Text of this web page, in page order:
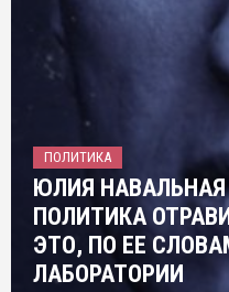
ПОЛИТИКА
ЮЛИЯ
ПОЛИТИКА
ЭТО, ПО ЕЕ
ЛАБОРАТОРИИ